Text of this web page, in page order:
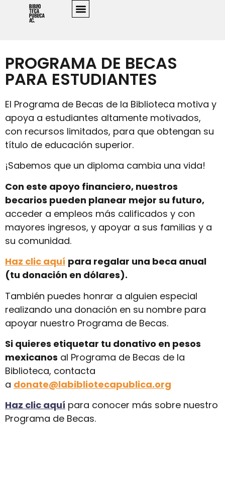
PROGRAMA DE BECAS
PARA ESTUDIANTES
El Programa de Becas de la Biblioteca motiva y
apoya a estudiantes altamente motivados,
con recursos limitados, para que obtengan su
título de educación superior.
¡Sabemos que un diploma cambia una vida!
Con este apoyo financiero, nuestros
becarios pueden planear mejor su futuro,
acceder a empleos más calificados y con
mayores ingresos, y apoyar a sus familias y a
su comunidad.
Haz clic aquí para regalar una beca anual
(tu donación en dólares).
También puedes honrar a alguien especial
realizando una donación en su nombre para
apoyar nuestro Programa de Becas.
Si quieres etiquetar tu donativo en pesos
mexicanos al Programa de Becas de la
Biblioteca, contacta
a donate@labibliotecapublica.org
Haz clic aquí para conocer más sobre nuestro
Programa de Becas.